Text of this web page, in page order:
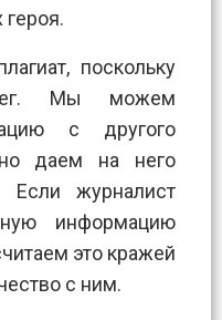
поскольку
Мы можем
с другого
даем на него
Если журналист
информацию
это кражей
с ним.